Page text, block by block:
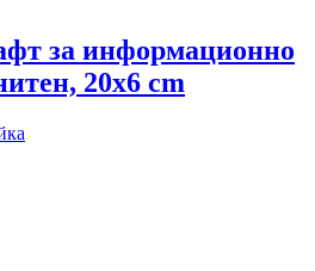
за информационно
20x6 cm